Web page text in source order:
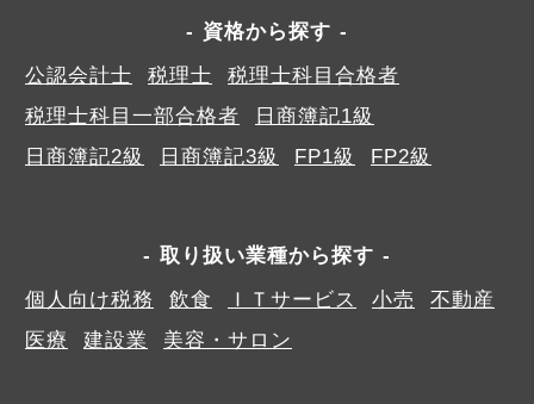
資格から探す
公認会計士
税理士
税理士科目合格者
税理士科目一部合格者
日商簿記1級
日商簿記2級
日商簿記3級 FP1級 FP2級
取り扱い業種から探す
個人向け税務
飲食 ＩＴサービス 小売
不動産
医療
建設業 美容・サロン